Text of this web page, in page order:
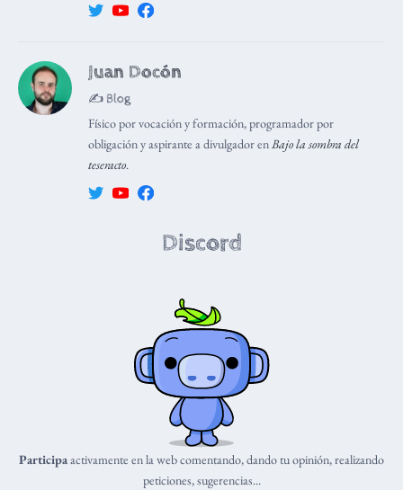
Juan Docón
✍️ Blog
Físico por vocación y formación, programador por
obligación y aspirante a divulgador enBajo la sombra del
teseracto.
Discord
Participaactivamente en la web comentando, dando tu opinión, realizando
peticiones, sugerencias...